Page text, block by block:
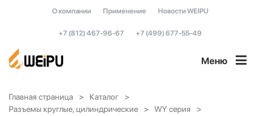
О компании Применение Новости WEIPU
+7 (812) 467-96-67 +7 (499) 677-55-49
Меню
Главная страница
Каталог
Разъемы круглые, цилиндрические
WY серия